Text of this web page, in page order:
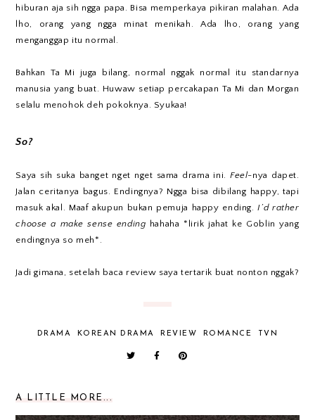
hiburan aja sih ngga papa. Bisa memperkaya pikiran malahan. Ada
lho, orang yang ngga minat menikah. Ada lho, orang yang
menganggap itu normal.
Bahkan Ta Mi juga bilang, normal nggak normal itu standarnya
manusia yang buat. Huwaw setiap percakapan Ta Mi dan Morgan
selalu menohok deh pokoknya. Syukaa!
So?
Saya sih suka banget nget nget sama drama ini. Feel-nya dapet.
Jalan ceritanya bagus. Endingnya? Ngga bisa dibilang happy, tapi
masuk akal. Maaf akupun bukan pemuja happy ending.I’d rather
choose a make sense ending hahaha *lirik jahat ke Goblin yang
endingnya so meh*.
Jadi gimana, setelah baca review saya tertarik buat nonton nggak?
DRAMA KOREAN DRAMA REVIEW ROMANCE TVN
A LITTLE MORE...